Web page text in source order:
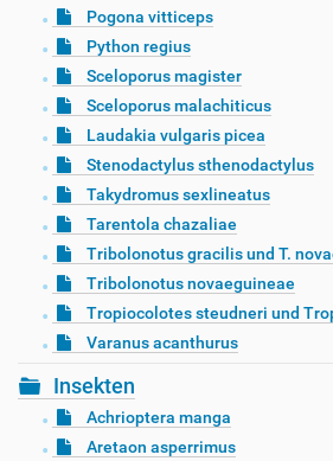
Pogona vitticeps
Python regius
Sceloporus magister
Sceloporus malachiticus
Laudakia vulgaris picea
Stenodactylus sthenodactylus
Takydromus sexlineatus
Tarentola chazaliae
Tribolonotus gracilis und T.
Tribolonotus novaeguineae
Tropiocolotes steudneri und
Varanus acanthurus
Insekten
Achrioptera manga
Aretaon asperrimus